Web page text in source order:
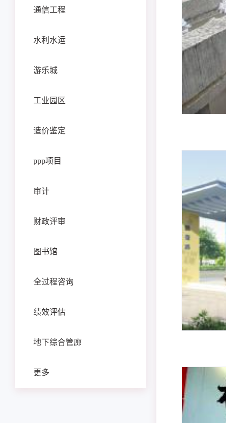
通信工程
水利水运
游乐城
工业园区
造价鉴定
ppp项目
审计
财政评审
图书馆
全过程咨询
绩效评估
地下综合管廊
更多